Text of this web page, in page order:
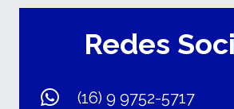
Redes
(16) 9 9752-5717